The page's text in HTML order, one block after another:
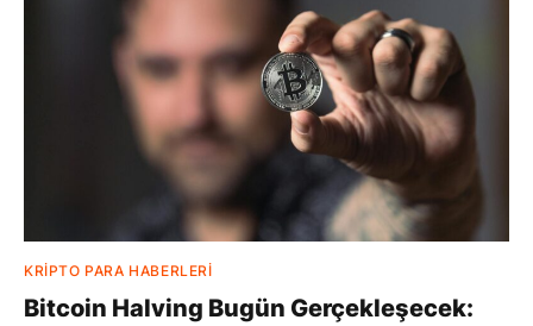
KRIPTO PARA HABERLERI
Bitcoin Halving Bugün Gerçekleşecek: